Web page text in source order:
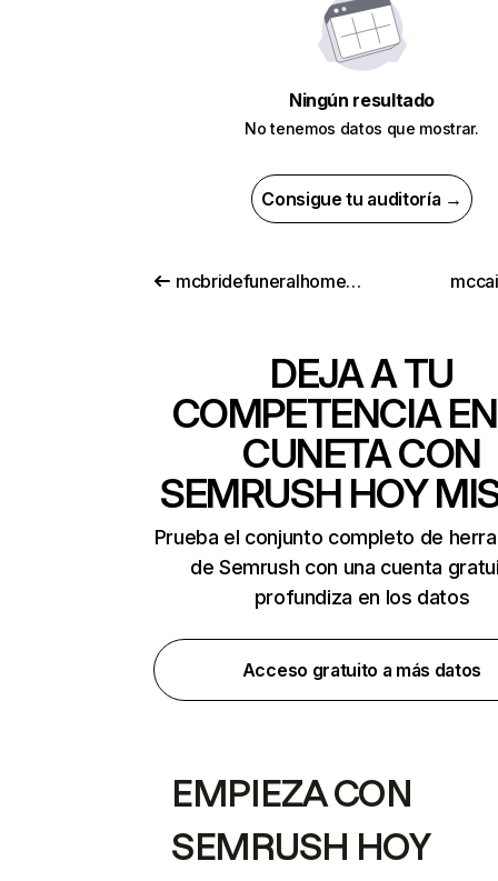
Ningún resultado
No tenemos datos que mostrar.
Consigue tu auditoría →
mcbridefuneralhome.com
DEJA A TU
COMPETENCIA
CUNETA CON
SEMRUSH HOY
Prueba el conjunto completo de
de Semrush con una cuenta
profundiza en los datos
Acceso gratuito a más datos
EMPIEZA CON
SEMRUSH HOY